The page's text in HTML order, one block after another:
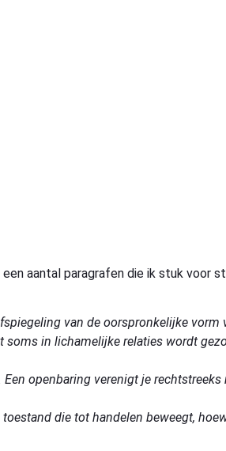
aantal paragrafen die ik stuk voor
van de oorspronkelijke
soms in lichamelijke relaties wordt
Een openbaring verenigt je rechtstreeks
die tot handelen beweegt,